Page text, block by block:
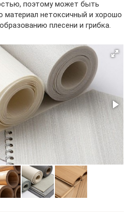
поэтому может быть
материал нетоксичный и хорошо
плесени и грибка.